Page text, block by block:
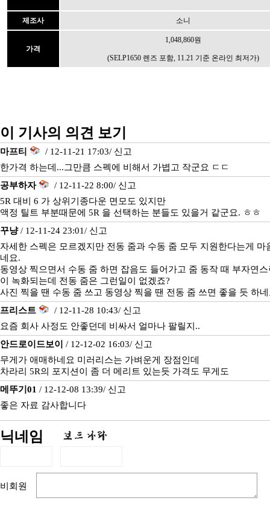
제조사 소니
가격
1,048,860원
(SELP1650 렌즈 포함, 11.21 기준 온라인 최저가)
이 기사의 의견 보기
마프티 / 12-11-21 17:03/ 신고
한가격 하는데...그만큼 스펙에 비해서 가볍고 작군요 ㄷㄷ
공부하자
/ 12-11-22 8:00/ 신고
5R 대비 6 가 상위기종다운 면모도 있지만
액정 틸트 부분때문에 5R 을 선택하는 분들도 있을거 같군요. ㅎㅎ
꾸냥/ 12-11-24 23:01/ 신고
자세한 스펙은 모르겠지만 전동 줌과 수동 줌 모두 지원한다는게 마
네요.
동영상 찍으면서 수동 줌 하면 잡음도 들어가고 줌 동작 때 부자연
이 녹화되는데 전동 줌은 그런일이 없겠죠?
사진 찍을 땐 수동 줌 쓰고 동영상 찍을 땐 전동 줌 쓰면 좋을 듯 하
프리스트
/ 12-11-28 10:43/ 신고
요즘 회사 사정도 안좋던데 비싸서 얼마나 팔릴지..
안드로이드보이
/ 12-12-02 16:03/ 신고
무게가 애매하네요 미러리스는 가벼운게 장점인데
차라리 5R의 포지션이 좀 더 메리트 있는듯 가격도 무게도
메뚜기01 / 12-12-08 13:39/ 신고
좋은 자료 감사합니다
닉네임
비회원